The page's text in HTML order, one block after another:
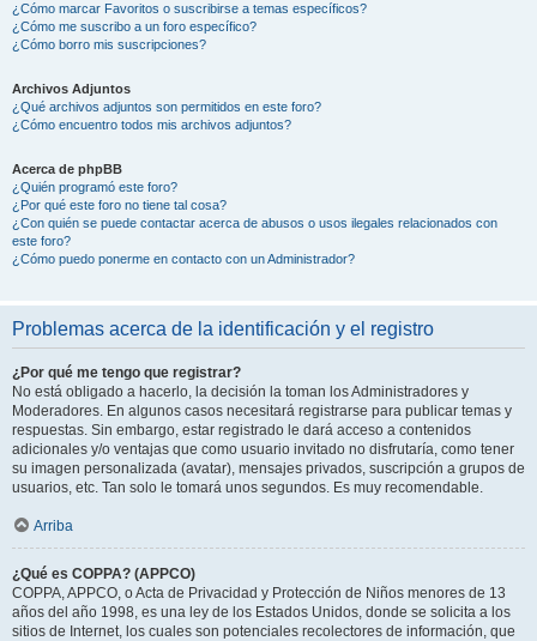
¿Cómo marcar Favoritos o suscribirse a temas específicos?
¿Cómo me suscribo a un foro específico?
¿Cómo borro mis suscripciones?
Archivos Adjuntos
¿Qué archivos adjuntos son permitidos en este foro?
¿Cómo encuentro todos mis archivos adjuntos?
Acerca de phpBB
¿Quién programó este foro?
¿Por qué este foro no tiene tal cosa?
¿Con quién se puede contactar acerca de abusos o usos ilegales relacionados con
este foro?
¿Cómo puedo ponerme en contacto con un Administrador?
Problemas acerca de la identificación y el registro
¿Por qué me tengo que registrar?
No está obligado a hacerlo, la decisión la toman los Administradores y
Moderadores. En algunos casos necesitará registrarse para publicar temas y
respuestas. Sin embargo, estar registrado le dará acceso a contenidos
adicionales y/o ventajas que como usuario invitado no disfrutaría, como tener
su imagen personalizada (avatar), mensajes privados, suscripción a grupos de
usuarios, etc. Tan solo le tomará unos segundos. Es muy recomendable.
Arriba
¿Qué es COPPA? (APPCO)
COPPA, APPCO, o Acta de Privacidad y Protección de Niños menores de 13
años del año 1998, es una ley de los Estados Unidos, donde se solicita a los
sitios de Internet, los cuales son potenciales recolectores de información, que